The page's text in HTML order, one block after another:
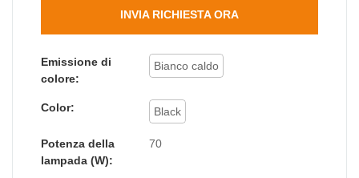
flessibile e tecnologie di fascia alta. Il prodotto è
INVIA RICHIESTA ORA
Emissione di
colore:
Bianco caldo
Color: Black
Potenza della
lampada (W):
70